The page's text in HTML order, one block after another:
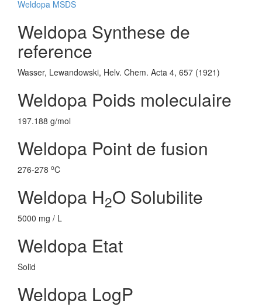
Weldopa MSDS
Weldopa Synthese de
reference
Wasser, Lewandowski, Helv. Chem. Acta 4, 657 (1921)
Weldopa Poids moleculaire
197.188 g/mol
Weldopa Point de fusion
276-278 oC
Weldopa H2O Solubilite
5000 mg / L
Weldopa Etat
Solid
Weldopa LogP